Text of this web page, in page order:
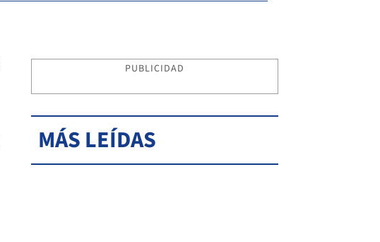
PUBLICIDAD
MÁS LEÍDAS